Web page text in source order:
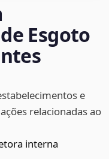
Esgoto
e
relacionadas ao
interna